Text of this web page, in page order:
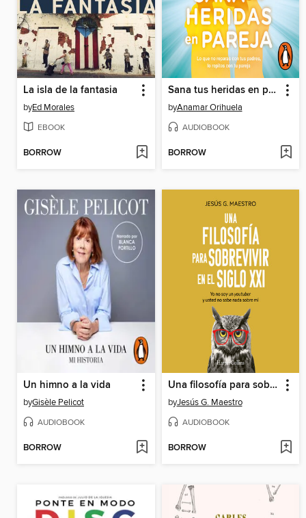
La isla de la fantasia
byEd Morales
EBOOK
BORROW
Sana tus heridas en pareja
byAnamar Orihuela
AUDIOBOOK
BORROW
Un himno a la vida
byGisèle Pelicot
AUDIOBOOK
BORROW
Una filosofía para sobrevivir en el siglo XXI
byJesús G. Maestro
AUDIOBOOK
BORROW